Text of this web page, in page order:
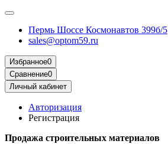
Пермь Шоссе Космонавтов 399б/5
sales@optom59.ru
Избранное0
Сравнение0
Личный кабинет
Авторизация
Регистрация
Продажа строительных материалов